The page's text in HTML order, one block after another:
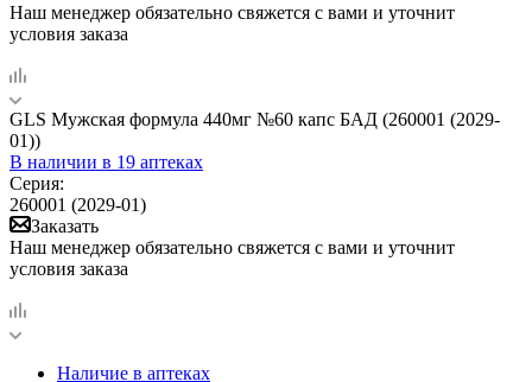
Наш менеджер обязательно свяжется с вами и уточнит
условия заказа
GLS Мужская формула 440мг №60 капс БАД (260001 (2029-
01))
В наличии в 19 аптеках
Серия:
260001 (2029-01)
Заказать
Наш менеджер обязательно свяжется с вами и уточнит
условия заказа
Наличие в аптеках